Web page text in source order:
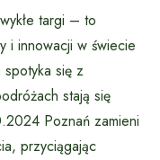
targi – to
i innowacji w świecie
się z
stają się
Poznań zamieni
przyciągając